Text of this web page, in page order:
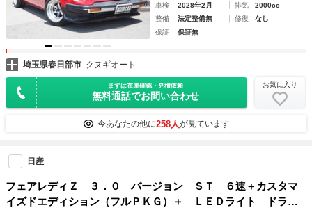
車検
2028年2月 排気
2000cc
整備
法定整備無 修復
なし
保証
保証無
埼玉県春日部市 クヌギオート
まずは在庫確認・見積依頼
無料通話でお問い合わせ
お気に入り
今あなたの他に258人が見ています
日産
フェアレディＺ ３．０ バージョン ＳＴ ６速＋カスタマ
イズドエディション（フルＰＫＧ）＋ ＬＥＤライト ドラレ